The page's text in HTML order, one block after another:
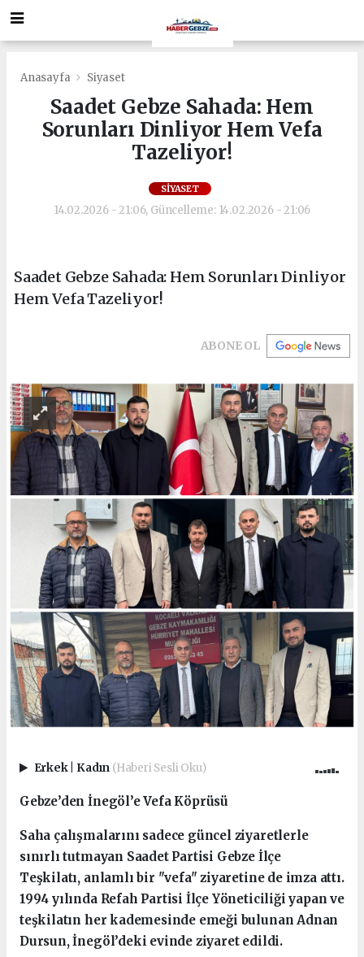
Anasayfa Siyaset
Saadet Gebze Sahada: Hem
Sorunları Dinliyor Hem Vefa
Tazeliyor!
SIYASET
14.02.2026 - 21:06, Güncelleme: 14.02.2026 - 21:06
Saadet Gebze Sahada: Hem Sorunları Dinliyor
Hem Vefa Tazeliyor!
ABONE OL
Erkek Kadın (Haberi Sesli Oku)
Gebze’den İnegöl’e Vefa Köprüsü
Saha çalışmalarını sadece güncel ziyaretlerle
sınırlı tutmayan Saadet Partisi Gebze İlçe
Teşkilatı, anlamlı bir "vefa" ziyaretine de imza attı.
1994 yılında Refah Partisi İlçe Yöneticiliği yapan ve
teşkilatın her kademesinde emeği bulunan Adnan
Dursun, İnegöl’deki evinde ziyaret edildi.